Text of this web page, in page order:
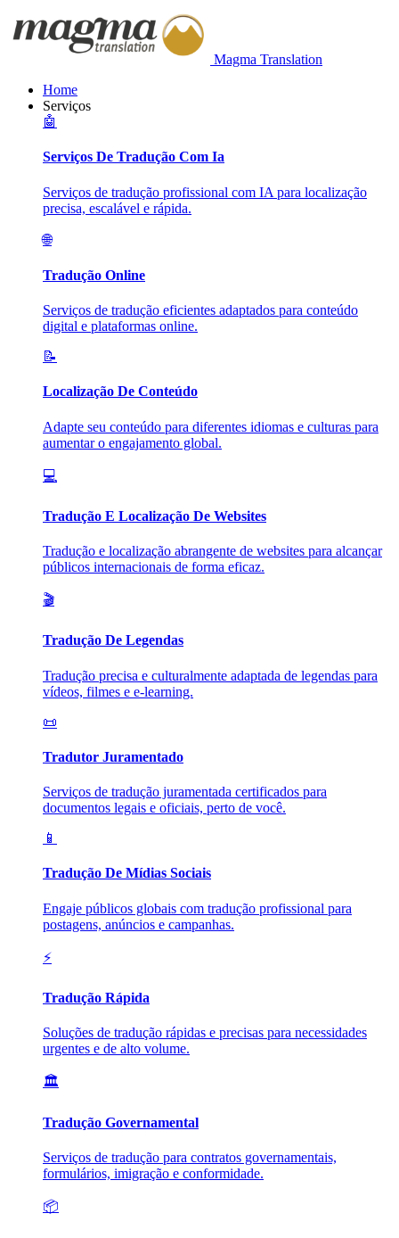
Magma Translation
Home
Serviços
🤖
Serviços De Tradução Com Ia
Serviços de tradução profissional com IA para localização
precisa, escalável e rápida.
🌐
Tradução Online
Serviços de tradução eficientes adaptados para conteúdo
digital e plataformas online.
📝
Localização De Conteúdo
Adapte seu conteúdo para diferentes idiomas e culturas para
aumentar o engajamento global.
💻
Tradução E Localização De Websites
Tradução e localização abrangente de websites para alcançar
públicos internacionais de forma eficaz.
🎬
Tradução De Legendas
Tradução precisa e culturalmente adaptada de legendas para
vídeos, filmes e e-learning.
📜
Tradutor Juramentado
Serviços de tradução juramentada certificados para
documentos legais e oficiais, perto de você.
📱
Tradução De Mídias Sociais
Engaje públicos globais com tradução profissional para
postagens, anúncios e campanhas.
⚡
Tradução Rápida
Soluções de tradução rápidas e precisas para necessidades
urgentes e de alto volume.
🏛️
Tradução Governamental
Serviços de tradução para contratos governamentais,
formulários, imigração e conformidade.
📦